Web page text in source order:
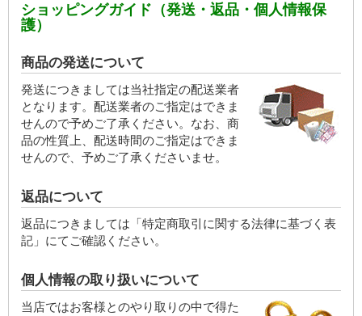
ショッピングガイド（発送・返品・個人情報保
護）
商品の発送について
発送につきましては当社指定の配送業者
となります。配送業者のご指定はできま
せんので予めご了承ください。なお、商
品の性質上、配送時間のご指定はできま
せんので、予めご了承くださいませ。
返品について
返品につきましては「特定商取引に関する法律に基づく表
記」にてご確認ください。
個人情報の取り扱いについて
当店ではお客様とのやり取りの中で得た